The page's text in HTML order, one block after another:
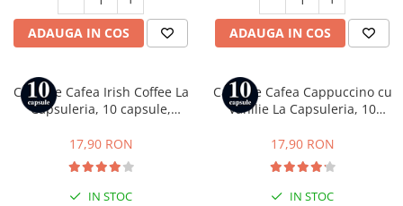
ADAUGA IN COS ADAUGA IN COS
Capsule Cafea Irish Coffee La
Capsuleria, 10 capsule,
17,90 RON
IN STOC
Capsule Cafea Cappuccino cu
Vanilie La Capsuleria, 10
Nespresso
17,90 RON
IN STOC